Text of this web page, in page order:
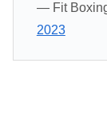
— Fit
2023